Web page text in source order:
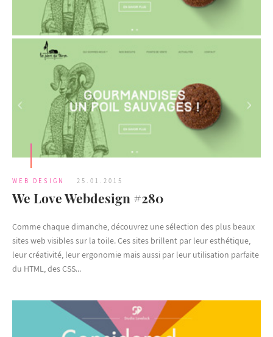
WEB DESIGN 25.01.2015
We Love Webdesign #280
Comme chaque dimanche, découvrez une sélection des plus beaux
sites web visibles sur la toile. Ces sites brillent par leur esthétique,
leur créativité, leur ergonomie mais aussi par leur utilisation parfaite
du HTML, des CSS...